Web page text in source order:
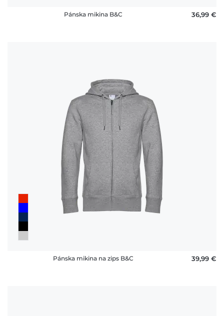
Pánska mikina B&C 36,99 €
Pánska mikina na zips B&C 39,99 €